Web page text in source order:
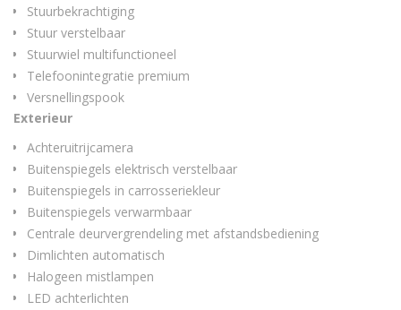
Stuurbekrachtiging
Stuur verstelbaar
Stuurwiel multifunctioneel
Telefoonintegratie premium
Versnellingspook
Exterieur
Achteruitrijcamera
Buitenspiegels elektrisch verstelbaar
Buitenspiegels in carrosseriekleur
Buitenspiegels verwarmbaar
Centrale deurvergrendeling met afstandsbediening
Dimlichten automatisch
Halogeen mistlampen
LED achterlichten